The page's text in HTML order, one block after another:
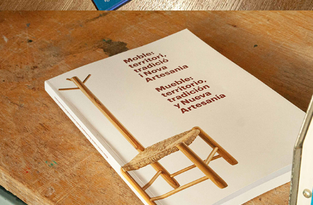
Orígenes y referencias